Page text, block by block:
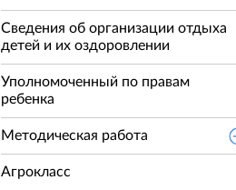
Сведения об организации отдыха
детей и их оздоровлении
Уполномоченный по правам
ребенка
Методическая работа
Агрокласс